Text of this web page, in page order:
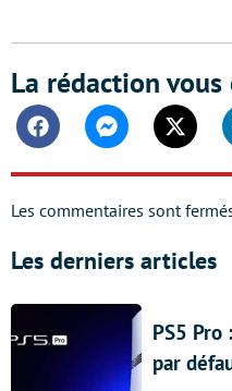
La rédaction
FacebookMessengerTwitter
Les commentaires sont
Les derniers articles
PS5 Pro
par